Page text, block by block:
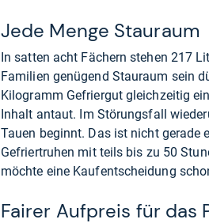
Jede Menge Stauraum
In satten acht Fächern stehen 217
Familien genügend Stauraum sein
Kilogramm Gefriergut gleichzeitig
Inhalt antaut. Im Störungsfall
Tauen beginnt. Das ist nicht gerade
Gefriertruhen mit teils bis zu 50
möchte eine Kaufentscheidung
Fairer Aufpreis für das